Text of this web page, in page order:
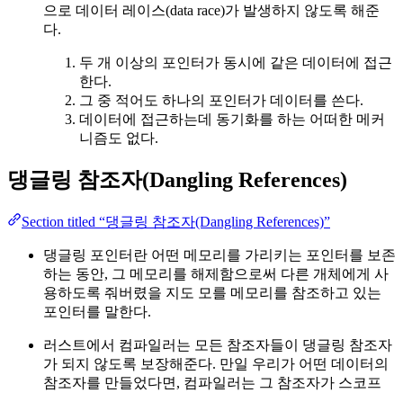
으로 데이터 레이스(data race)가 발생하지 않도록 해준
다.
두 개 이상의 포인터가 동시에 같은 데이터에 접근
한다.
그 중 적어도 하나의 포인터가 데이터를 쓴다.
데이터에 접근하는데 동기화를 하는 어떠한 메커
니즘도 없다.
댕글링 참조자(Dangling References)
Section titled “댕글링 참조자(Dangling References)”
댕글링 포인터란 어떤 메모리를 가리키는 포인터를 보존
하는 동안, 그 메모리를 해제함으로써 다른 개체에게 사
용하도록 줘버렸을 지도 모를 메모리를 참조하고 있는
포인터를 말한다.
러스트에서 컴파일러는 모든 참조자들이 댕글링 참조자
가 되지 않도록 보장해준다. 만일 우리가 어떤 데이터의
참조자를 만들었다면, 컴파일러는 그 참조자가 스코프